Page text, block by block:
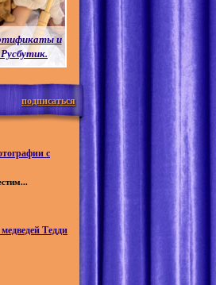
и
подписаться
с
Тедди